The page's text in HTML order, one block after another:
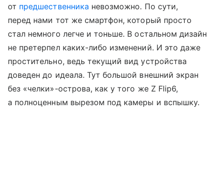
от предшественника невозможно. По сути,
перед нами тот же смартфон, который просто
стал немного легче и тоньше. В остальном дизайн
не претерпел каких-либо изменений. И это даже
простительно, ведь текущий вид устройства
доведен до идеала. Тут большой внешний экран
без «челки»-острова, как у того же Z Flip6,
а полноценным вырезом под камеры и вспышку.